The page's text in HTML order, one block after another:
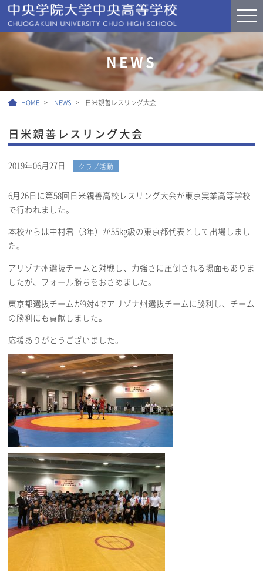
NEWS
HOME NEWS 日米親善レスリング大会
日米親善レスリング大会
2019年06月27日 クラブ活動
6月26日に第58回日米親善高校レスリング大会が東京実業高等学校
で行われました。
本校からは中村君（3年）が55kg級の東京都代表として出場しまし
た。
アリゾナ州選抜チームと対戦し、力強さに圧倒される場面もありま
したが、フォール勝ちをおさめました。
東京都選抜チームが9対4でアリゾナ州選抜チームに勝利し、チーム
の勝利にも貢献しました。
応援ありがとうございました。